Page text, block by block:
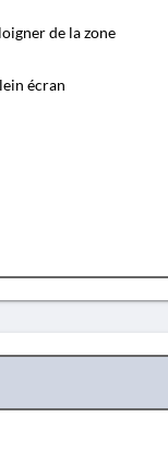
de la zone
écran